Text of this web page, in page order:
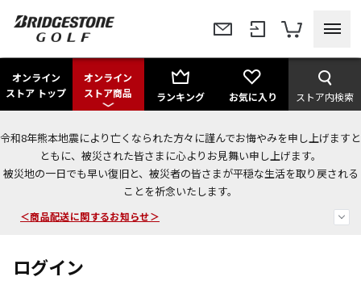
オンライン
ストア トップ
オンライン
ストア商品
ランキング お気に入り ストア内検索
令和8年熊本地震により亡くなられた方々に謹んでお悔やみを申し上げますと
ともに、被災された皆さまに心よりお見舞い申し上げます。
被災地の一日でも早い復旧と、被災者の皆さまが平穏な生活を取り戻される
ことを祈念いたします。
今なら新規会員登録で1,000円OFFクーポンプレゼント！
＜商品配送に関するお知らせ＞
ログイン